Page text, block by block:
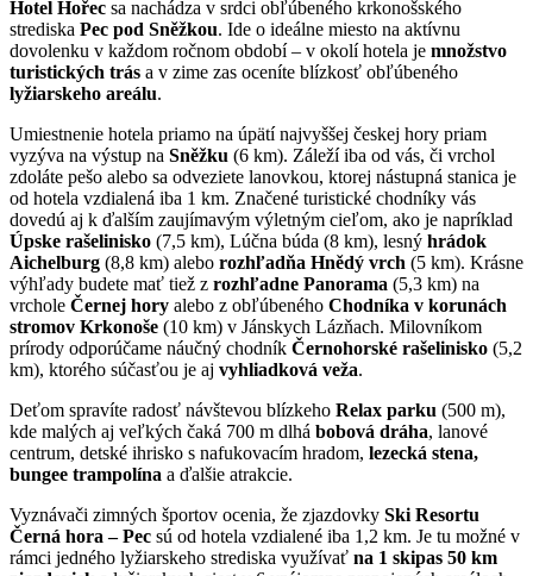
Hotel Hořec sa nachádza v srdci obľúbeného krkonošského
strediska Pec pod Sněžkou. Ide o ideálne miesto na aktívnu
dovolenku v každom ročnom období – v okolí hotela je množstvo
turistických trás a v zime zas oceníte blízkosť obľúbeného
lyžiarskeho areálu.
Umiestnenie hotela priamo na úpätí najvyššej českej hory priam
vyzýva na výstup na Sněžku (6 km). Záleží iba od vás, či vrchol
zdoláte pešo alebo sa odveziete lanovkou, ktorej nástupná stanica je
od hotela vzdialená iba 1 km. Značené turistické chodníky vás
dovedú aj k ďalším zaujímavým výletným cieľom, ako je napríklad
Úpske rašelinisko (7,5 km), Lúčna búda (8 km), lesný hrádok
Aichelburg (8,8 km) alebo rozhľadňa Hnědý vrch (5 km). Krásne
výhľady budete mať tiež z rozhľadne Panorama (5,3 km) na
vrchole Černej hory alebo z obľúbeného Chodníka v korunách
stromov Krkonoše (10 km) v Jánskych Lázňach. Milovníkom
prírody odporúčame náučný chodník Černohorské rašelinisko (5,2
km), ktorého súčasťou je aj vyhliadková veža.
Deťom spravíte radosť návštevou blízkeho Relax parku (500 m),
kde malých aj veľkých čaká 700 m dlhá bobová dráha, lanové
centrum, detské ihrisko s nafukovacím hradom, lezecká stena,
bungee trampolína a ďalšie atrakcie.
Vyznávači zimných športov ocenia, že zjazdovky Ski Resortu
Černá hora – Pec sú od hotela vzdialené iba 1,2 km. Je tu možné v
rámci jedného lyžiarskeho strediska využívať na 1 skipas 50 km